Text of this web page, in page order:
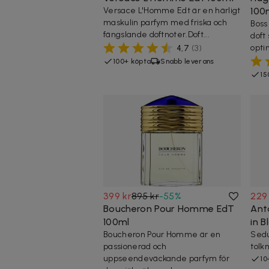
Versace L'Homme Edt är en härligt
maskulin parfym med friska och
fängslande doftnoter.Doft...
4,7 (3)
100+ köpta Snabb leverans
doft
399 kr895 kr-55%
Boucheron Pour Homme EdT
100ml
Boucheron Pour Homme är en
passionerad och
uppseendeväckande parfym för
in